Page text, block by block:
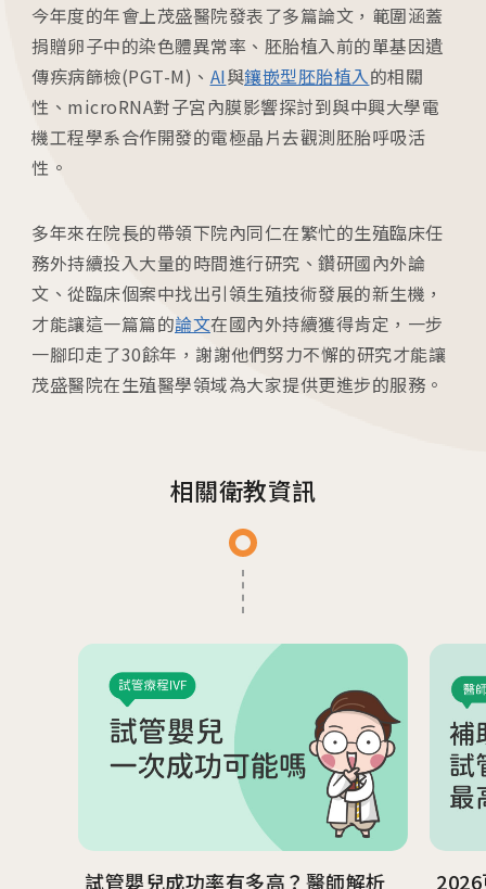
各院門診及掛號資訊
台中總院
/Taichung
板橋院區
台中總院 「婚後孕前健康檢查」、「生育力健
檢」、「婚前健康檢查」及「育兒健檢」門診表
活動講座
2026.01.22
2026茂盛醫院全台巡迴好孕講座
2026茂盛醫院講座《每月好孕講座》
今年度的年會上茂盛醫院發表了多篇論文，範圍涵蓋
捐贈卵子中的染色體異常率、胚胎植入前的單基因遺
傳疾病篩檢(PGT-M)、 AI與鑲嵌型胚胎植入的相關
性、microRNA對子宮內膜影響探討到與中興大學電
機工程學系合作開發的電極晶片去觀測胚胎呼吸活
性。
多年來在院長的帶領下院內同仁在繁忙的生殖臨床任
務外持續投入大量的時間進行研究、鑽研國內外論
文、從臨床個案中找出引領生殖技術發展的新生機，
才能讓這一篇篇的論文在國內外持續獲得肯定，一步
一腳印走了30餘年，謝謝他們努力不懈的研究才能讓
茂盛醫院在生殖醫學領域為大家提供更進步的服務。
相關衛教資訊
試管嬰兒成功率有多高？醫師解析